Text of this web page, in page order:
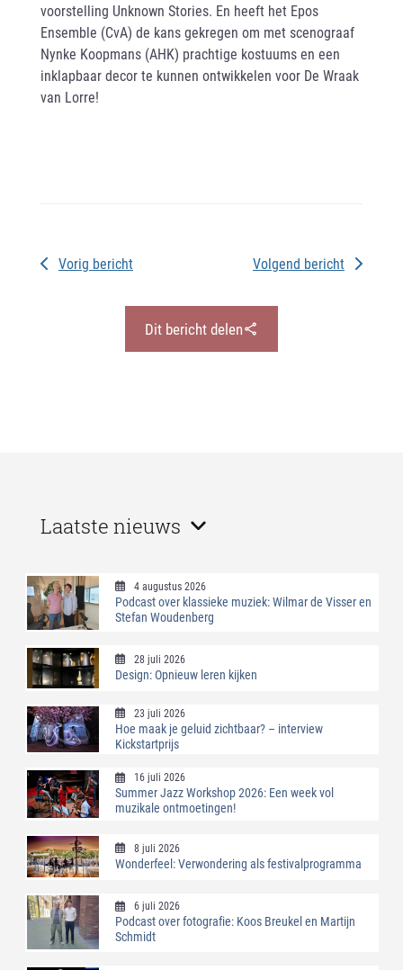
voorstelling Unknown Stories. En heeft het Epos
Ensemble (CvA) de kans gekregen om met scenograaf
Nynke Koopmans (AHK) prachtige kostuums en een
inklapbaar decor te kunnen ontwikkelen voor De Wraak
van Lorre!
Vorig bericht Volgend bericht
Dit bericht delen
Laatste nieuws
4 augustus 2026
Podcast over klassieke muziek: Wilmar de Visser en
Stefan Woudenberg
28 juli 2026
Design: Opnieuw leren kijken
23 juli 2026
Hoe maak je geluid zichtbaar? – interview
Kickstartprijs
16 juli 2026
Summer Jazz Workshop 2026: Een week vol
muzikale ontmoetingen!
8 juli 2026
Wonderfeel: Verwondering als festivalprogramma
6 juli 2026
Podcast over fotografie: Koos Breukel en Martijn
Schmidt